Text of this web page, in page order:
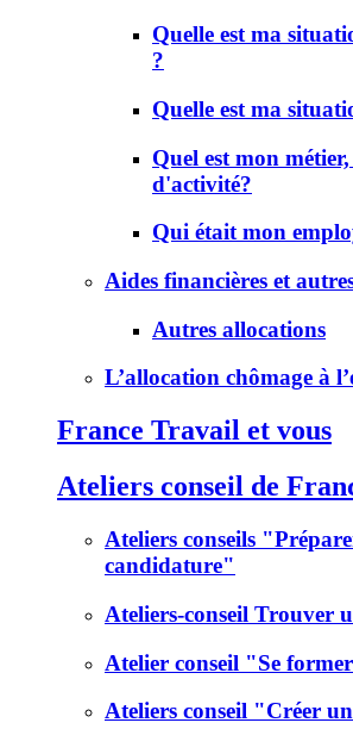
Quelle est ma
?
Quelle est ma
Quel est mon
d'activité?
Qui était mon
Aides financières et
Autres allocations
L’allocation chômage à
France Travail et vous
Ateliers conseil de
Ateliers conseils
candidature"
Ateliers-conseil Trouver
Atelier conseil "Se
Ateliers conseil "Créer